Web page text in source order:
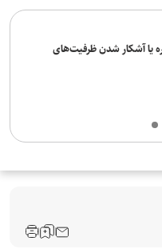
یا آشکار شدن ظرفیت‌های